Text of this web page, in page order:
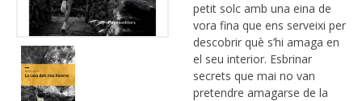
petit solc amb una eina de
vora fina que ens serveixi per
descobrir què s’hi amaga en
el seu interior. Esbrinar
secrets que mai no van
pretendre amagarse de la